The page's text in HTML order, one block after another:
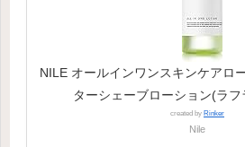
NILE オールインワンスキンケアロ
ターシェーブローション(ラ
created by Rinker
Nile